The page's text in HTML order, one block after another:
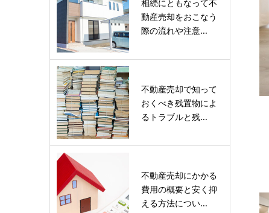
相続にともなって不
動産売却をおこなう
際の流れや注意...
不動産売却で知って
おくべき残置物によ
るトラブルと残...
不動産売却にかかる
費用の概要と安く抑
える方法につい...